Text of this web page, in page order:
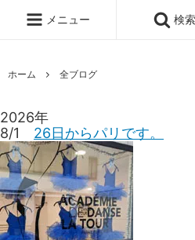
メニュー 検索
ホーム 全ブログ
2026年
8/1 26日からパリです。